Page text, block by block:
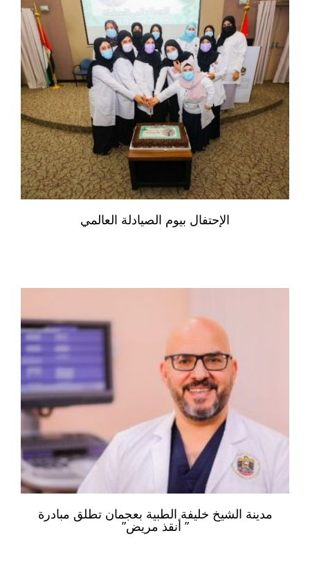
الإحتفال بيوم الصيادلة العالمي
مدينة الشيخ خليفة الطبية بعجمان تطلق مبادرة
” أنقذ مريض”